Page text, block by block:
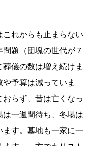
これからも止まらない
題（団塊の世代が７
儀の数は増え続けま
予算は減っていま
らず、昔は亡くなっ
は一週間待ち、冬場は
ます。墓地も一家に一